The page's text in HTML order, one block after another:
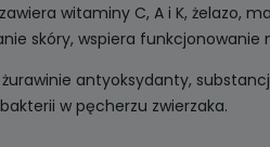
witaminy C, A i K, żelazo,
skóry, wspiera
antyoksydanty,
w pęcherzu zwierzaka.